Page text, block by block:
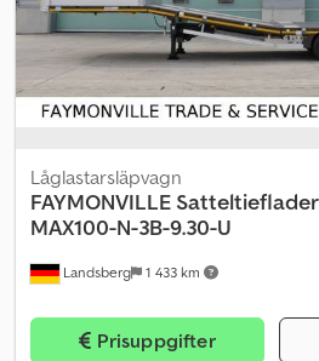
Landsberg 1 433 km
Låglastarsläpvagn
FAYMONVILLE Satteltieflader
MAX100-N-3B-9.30-U
Prisuppgifter